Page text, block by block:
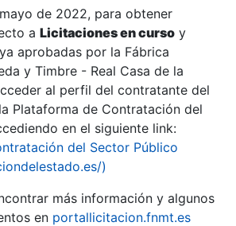
de 2022, para obtener
a Licitaciones en curso y
ya aprobadas por la Fábrica
y Timbre - Real Casa de la
al perfil del contratante del
Plataforma de Contratación del
en el siguiente link:
del Sector Público
)
más información y algunos
en portallicitacion.fnmt.es